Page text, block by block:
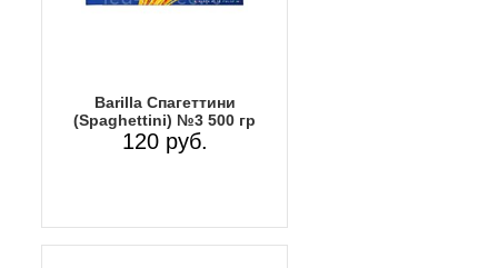
Barilla Спагеттини
(Spaghettini) №3 500 гр
120 руб.